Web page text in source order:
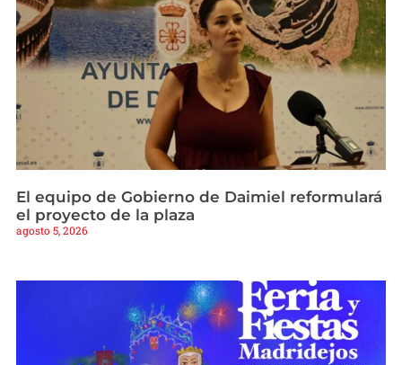
El equipo de Gobierno de Daimiel reformulará
el proyecto de la plaza
agosto 5, 2026